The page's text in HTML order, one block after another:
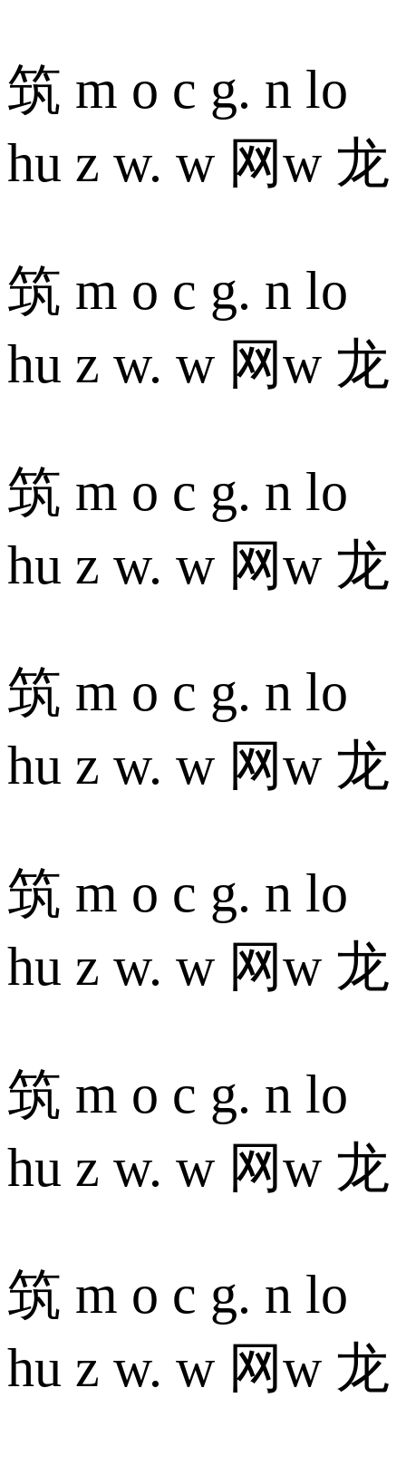
筑 m o c g. n lo
hu z w. w 网w 龙
筑 m o c g. n lo
hu z w. w 网w 龙
筑 m o c g. n lo
hu z w. w 网w 龙
筑 m o c g. n lo
hu z w. w 网w 龙
筑 m o c g. n lo
hu z w. w 网w 龙
筑 m o c g. n lo
hu z w. w 网w 龙
筑 m o c g. n lo
hu z w. w 网w 龙